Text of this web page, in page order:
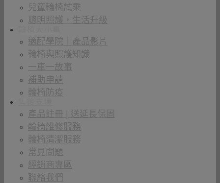
兒童輪椅試乘
聰明照護，生活升級
適配學院｜產品影片
輪椅與照護知識
一車一故事
補助申請
輪椅防疫
產品註冊 | 送延長保固
輪椅維修服務
輪椅清潔服務
常見問題
經銷商專區
聯絡我們